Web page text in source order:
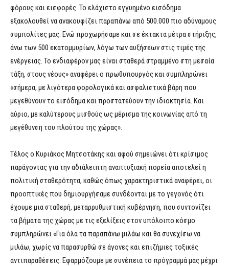
φόρους και εισφορές. Το ελάχιστο εγγυημένο εισόδημα
εξακολουθεί να ανακουφίζει παραπάνω από 500.000 πιο αδύναμους
συμπολίτες μας. Ενώ προχωρήσαμε και σε έκτακτα μέτρα στήριξης,
άνω των 500 εκατομμυρίων, λόγω των αυξήσεων στις τιμές της
ενέργειας. Το ενδιαφέρον μας είναι σταθερά στραμμένο στη μεσαία
τάξη, στους νέους» αναφέρει ο πρωθυπουργός και συμπληρώνει
«σήμερα, με λιγότερα φορολογικά και ασφαλιστικά βάρη που
μεγεθύνουν το εισόδημα και προστατεύουν την ιδιοκτησία. Και
αύριο, με καλύτερους μισθούς ως μέρισμα της κοινωνίας από τη
μεγέθυνση του πλούτου της χώρας».
Τέλος ο Κυριάκος Μητσοτάκης και αφού σημειώνει ότι κρίσιμος
παράγοντας για την αδιάλειπτη αναπτυξιακή πορεία αποτελεί η
πολιτική σταθερότητα, καθώς όπως χαρακτηριστικά αναφέρει, οι
προοπτικές που δημιουργήσαμε συνδέονται με το γεγονός ότι
έχουμε μια σταθερή, μεταρρυθμιστική κυβέρνηση, που συντονίζει
τα βήματα της χώρας με τις εξελίξεις στον υπόλοιπο κόσμο
συμπληρώνει «Για όλα τα παραπάνω μιλάω και θα συνεχίσω να
μιλάω, χωρίς να παρασυρθώ σε άγονες και επιζήμιες τοξικές
αντιπαραθέσεις. Εφαρμόζουμε με συνέπεια το πρόγραμμά μας μέχρι